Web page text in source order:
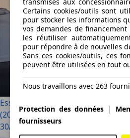
Essai : BMW i5 M60, sur la neige
(2024)
30/11/2023·1 min lus
Certains cookies/outils sont
pour stocker les informations
vos demandes de
les réutiliser
pour répondre à de nouvelles
Sans ces cookies/outils, ces
peuvent être utilisées en tout
Nous travaillons avec 263
Protection des données |
fournisseurs